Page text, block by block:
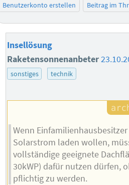
Benutzerkonto erstellen
Beitrag im
Insellösung
Raketensonnenanbeter
sonstiges technik
Wenn
Solarstrom laden wollen,
vollständige geeignete
30kWP) dafür nutzen dürfen,
pflichtig zu werden.